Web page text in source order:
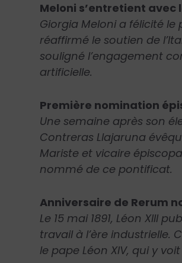
Meloni s’entretient avec
Giorgia Meloni a félicité
réaffirmé le soutien de
souligné l’engagement
artificielle.
Première nomination
Une semaine après son
Contreras Llajaruna
Mariste et vicaire
nommé de ce pontificat.
Anniversaire de Rerum
Le 15 mai 1891, Léon XIII
travail à l’ère industrielle.
le pape Léon XIV, qui y